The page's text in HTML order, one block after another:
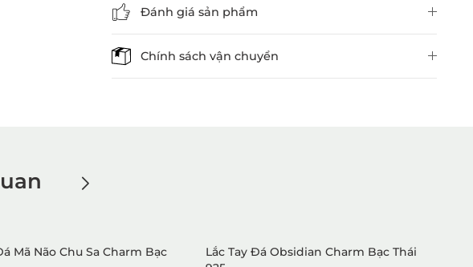
Đánh giá sản phẩm
Chính sách vận chuyển
Mã Não Chu Sa Charm Bạc
Lắc Tay Đá Obsidian Charm Bạc Thái